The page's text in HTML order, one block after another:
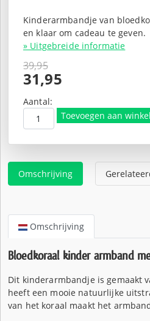
Kinderarmbandje van
en klaar om cadeau te geven.
» Uitgebreide informatie
39,95
Oorspronkelijke
prijs
was:
€39,95.
31,95
Huidige
prijs
is:
€31,95.
Aantal:
Toevoegen aan
Omschrijving
Omschrijving
Bloedkoraal kinder armband
Dit kinderarmbandje is gemaakt
heeft een mooie natuurlijke
van het koraal maakt het